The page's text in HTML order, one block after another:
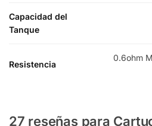
Capacidad del
Tanque
Resistencia
0.6ohm
27 reseñas para